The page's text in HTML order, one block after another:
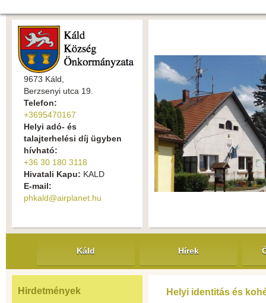
9673 Káld,
Berzsenyi utca 19.
Telefon:
+3695470167
Helyi adó- és
talajterhelési díj ügyben
hívható:
+36 30 180 3118
Hivatali Kapu: KALD
E-mail:
phkald@airplanet.hu
Káld Hírek
Hirdetmények Helyi identitás és